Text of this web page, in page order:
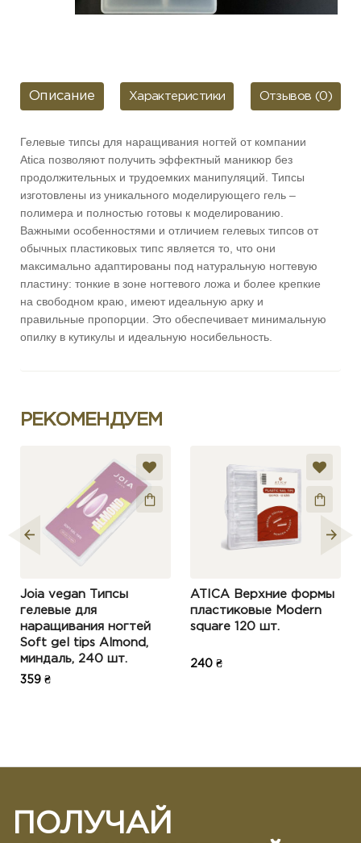
Описание Характеристики Отзывов (0)
Гелевые типсы для наращивания ногтей от компании
Atica позволяют получить эффектный маникюр без
продолжительных и трудоемких манипуляций. Типсы
изготовлены из уникального моделирующего гель –
полимера и полностью готовы к моделированию.
Важными особенностями и отличием гелевых типсов от
обычных пластиковых типс является то, что они
максимально адаптированы под натуральную ногтевую
пластину: тонкие в зоне ногтевого ложа и более крепкие
на свободном краю, имеют идеальную арку и
правильные пропорции. Это обеспечивает минимальную
опилку в кутикулы и идеальную носибельность.
РЕКОМЕНДУЕМ
Joia vegan Типcы
гелевые для
наращивания ногтей
Soft gel tips Almond,
миндаль, 240 шт.
359 ₴
ATICA Верхние формы
пластиковые Modern
square 120 шт.
240 ₴
ПОЛУЧАЙ